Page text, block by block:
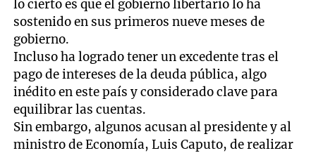
lo cierto es que el gobierno libertario lo ha
sostenido en sus primeros nueve meses de
gobierno.
Incluso ha logrado tener un excedente tras el
pago de intereses de la deuda pública, algo
inédito en este país y considerado clave para
equilibrar las cuentas.
Sin embargo, algunos acusan al presidente y al
ministro de Economía, Luis Caputo, de realizar